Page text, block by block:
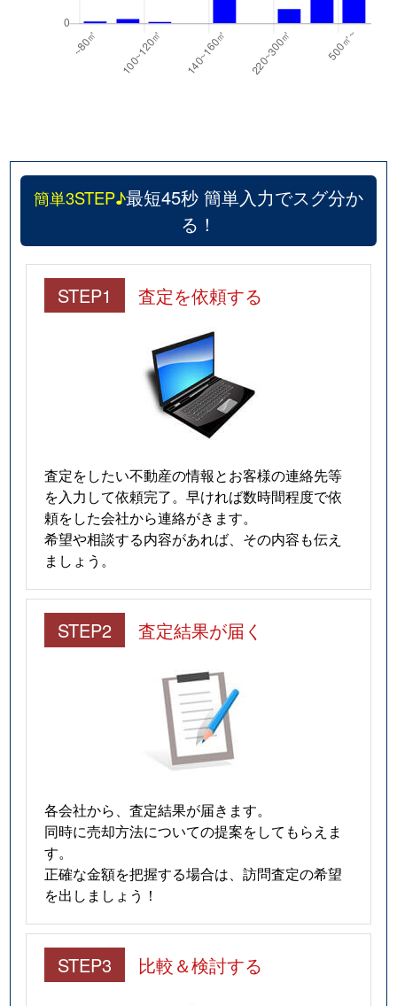
簡単3STEP♪最短45秒 簡単入力でスグ分か
る！
STEP1 査定を依頼する
査定をしたい不動産の情報とお客様の連絡先等
を入力して依頼完了。早ければ数時間程度で依
頼をした会社から連絡がきます。
希望や相談する内容があれば、その内容も伝え
ましょう。
STEP2 査定結果が届く
各会社から、査定結果が届きます。
同時に売却方法についての提案をしてもらえま
す。
正確な金額を把握する場合は、訪問査定の希望
を出しましょう！
STEP3 比較＆検討する